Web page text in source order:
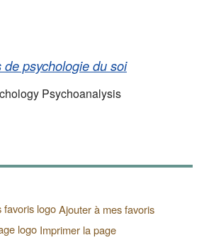
psychologie du soi
Psychoanalysis
Ajouter à mes favoris
Imprimer la page